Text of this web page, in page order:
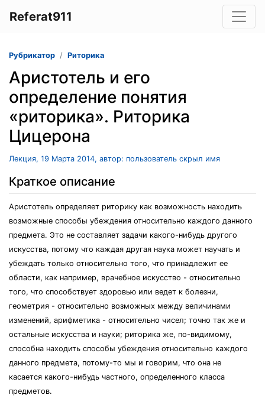
Referat911
Рубрикатор Риторика
Аристотель и его
определение понятия
«риторика». Риторика
Цицерона
Лекция, 19 Марта 2014, автор: пользователь скрыл имя
Краткое описание
Аристотель определяет риторику как возможность находить
возможные способы убеждения относительно каждого данного
предмета. Это не составляет задачи какого-нибудь другого
искусства, потому что каждая другая наука может научать и
убеждать только относительно того, что принадлежит ее
области, как например, врачебное искусство - относительно
того, что способствует здоровью или ведет к болезни,
геометрия - относительно возможных между величинами
изменений, арифметика - относительно чисел; точно так же и
остальные искусства и науки; риторика же, по-видимому,
способна находить способы убеждения относительно каждого
данного предмета, потому-то мы и говорим, что она не
касается какого-нибудь частного, определенного класса
предметов.